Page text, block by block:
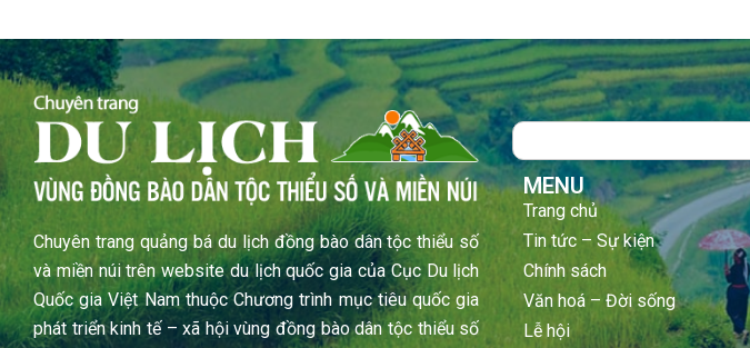
Chuyên trang quảng bá du lịch đồng bào dân tộc thiểu số
và miền núi trên website du lịch quốc gia của Cục Du lịch
Quốc gia Việt Nam thuộc Chương trình mục tiêu quốc gia
phát triển kinh tế – xã hội vùng đồng bào dân tộc thiểu số
Search
MENU
Trang chủ
Tin tức – Sự kiện
Chính sách
Văn hoá – Đời sống
Lễ hội